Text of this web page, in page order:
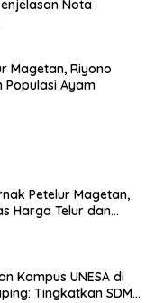
Nota
Magetan, Riyono
Populasi Ayam
Petelur Magetan,
Harga Telur dan
Kampus UNESA di
Tingkatkan SDM